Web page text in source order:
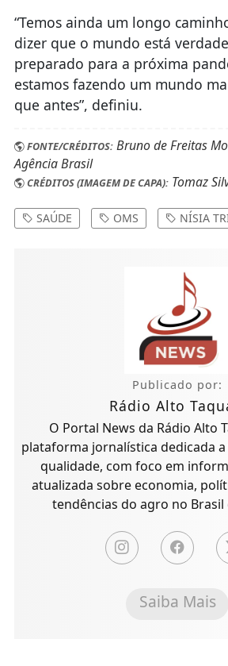
“Temos ainda um longo
dizer que o mundo está
preparado para a próxima
estamos fazendo um mundo
que antes”, definiu.
FONTE/CRÉDITOS:Bruno de Freitas
Agência Brasil
CRÉDITOS (IMAGEM DE CAPA):Tomaz
SAÚDE OMS NÍSIA
Publicado por:
Rádio Alto
O Portal News da Rádio Alto
plataforma jornalística dedicada
qualidade, com foco em
atualizada sobre economia,
tendências do agro no
Saiba Mais